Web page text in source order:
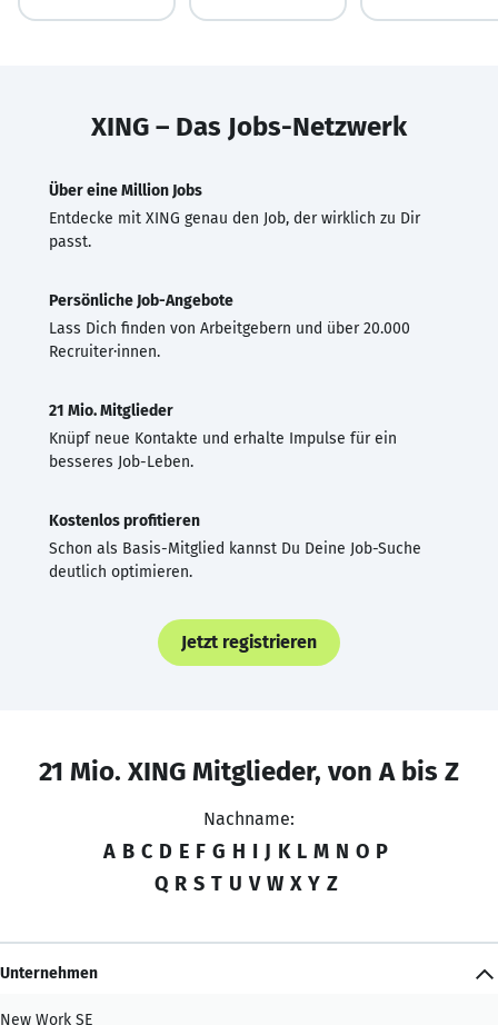
XING – Das Jobs-Netzwerk
Über eine Million Jobs
Entdecke mit XING genau den Job, der wirklich zu Dir
passt.
Persönliche Job-Angebote
Lass Dich finden von Arbeitgebern und über 20.000
Recruiter·innen.
21 Mio. Mitglieder
Knüpf neue Kontakte und erhalte Impulse für ein
besseres Job-Leben.
Kostenlos profitieren
Schon als Basis-Mitglied kannst Du Deine Job-Suche
deutlich optimieren.
Jetzt registrieren
21 Mio. XING Mitglieder, von A bis Z
Nachname:
A B C D E F G H I J K L M N O P
Q R S T U V W X Y Z
Unternehmen
New Work SE